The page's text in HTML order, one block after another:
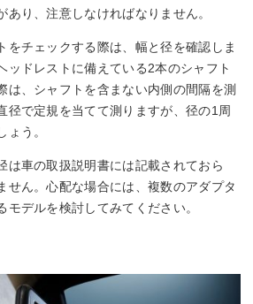
あり、注意しなければなりません。
をチェックする際は、幅と径を確認しま
ッドレストに備えている2本のシャフト
は、シャフトを含まない内側の間隔を測
径で定規を当てて測りますが、径の1周
ょう。
は車の取扱説明書には記載されておら
せん。心配な場合には、複数のアダプタ
モデルを検討してみてください。